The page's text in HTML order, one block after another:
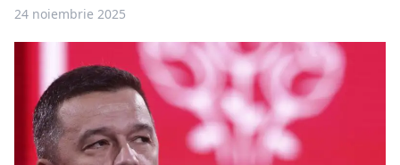
24 noiembrie 2025